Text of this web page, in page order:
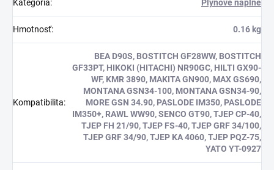
Kategória: Plynové náplne
Hmotnosť: 0.16 kg
Kompatibilita:
BEA D90S, BOSTITCH GF28WW, BOSTITCH
GF33PT, HIKOKI (HITACHI) NR90GC, HILTI GX90-
WF, KMR 3890, MAKITA GN900, MAX GS690,
MONTANA GSN34-100, MONTANA GSN34-90,
MORE GSN 34.90, PASLODE IM350, PASLODE
IM350+, RAWL WW90, SENCO GT90, TJEP CP-40,
TJEP FH 21/90, TJEP FS-40, TJEP GRF 34/100,
TJEP GRF 34/90, TJEP KA 4060, TJEP PQZ-75,
YATO YT-0927